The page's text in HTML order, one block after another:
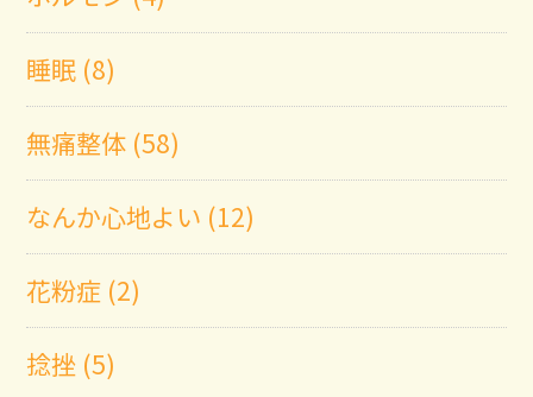
睡眠 (8)
無痛整体 (58)
なんか心地よい (12)
花粉症 (2)
捻挫 (5)